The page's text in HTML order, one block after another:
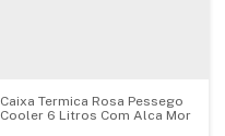
Caixa Termica Rosa Pessego
Cooler 6 Litros Com Alca Mor